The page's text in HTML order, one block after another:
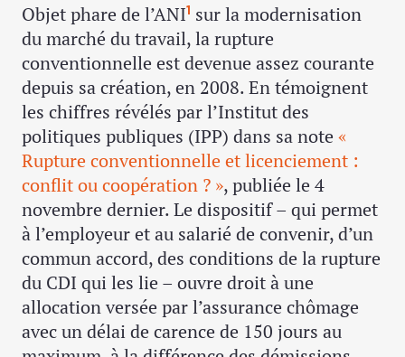
Objet phare de l’ANI1
sur la modernisation
du marché du travail, la rupture
conventionnelle est devenue assez courante
depuis sa création, en 2008. En témoignent
les chiffres révélés par l’Institut des
politiques publiques (IPP) dans sa note «
Rupture conventionnelle et licenciement :
conflit ou coopération ? », publiée le 4
novembre dernier. Le dispositif – qui permet
à l’employeur et au salarié de convenir, d’un
commun accord, des conditions de la rupture
du CDI qui les lie – ouvre droit à une
allocation versée par l’assurance chômage
avec un délai de carence de 150 jours au